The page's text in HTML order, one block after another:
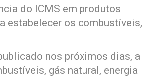
do ICMS em produtos
estabelecer os combustíveis,
nos próximos dias, a
gás natural, energia